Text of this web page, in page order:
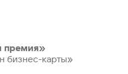
премия»
бизнес-карты»